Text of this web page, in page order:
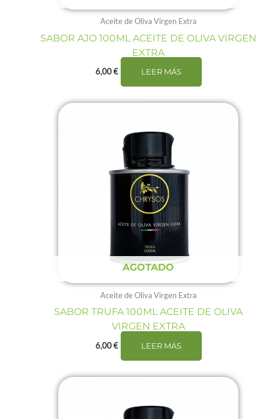
Aceite de Oliva Virgen Extra
SABOR AJO 100ML ACEITE DE OLIVA VIRGEN
EXTRA
6,00 € LEER MÁS
AGOTADO
Aceite de Oliva Virgen Extra
SABOR TRUFA 100ML ACEITE DE OLIVA
VIRGEN EXTRA
6,00 € LEER MÁS